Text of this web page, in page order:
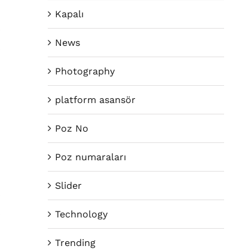
Kapalı
News
Photography
platform asansör
Poz No
Poz numaraları
Slider
Technology
Trending